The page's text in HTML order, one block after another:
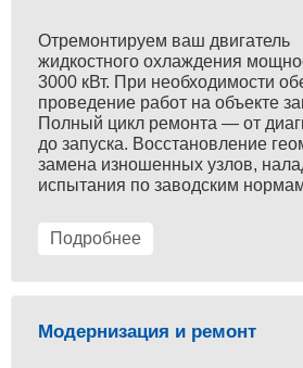
Отремонтируем ваш двигатель
жидкостного охлаждения
3000 кВт. При необходимости
проведение работ на объекте
Полный цикл ремонта — от
до запуска. Восстановление
замена изношенных узлов,
испытания по заводским
Подробнее
Модернизация и ремонт